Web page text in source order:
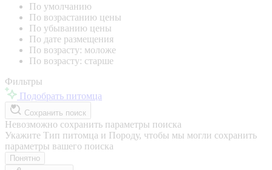
По умолчанию
По возрастанию цены
По убыванию цены
По дате размещения
По возрасту: моложе
По возрасту: старше
Фильтры
Подобрать питомца
Сохранить поиск
Невозможно сохранить параметры поиска
Укажите Тип питомца и Породу, чтобы мы могли сохранить
параметры вашего поиска
Понятно